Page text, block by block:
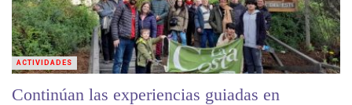
Continúan las experiencias guiadas en
ACTIVIDADES